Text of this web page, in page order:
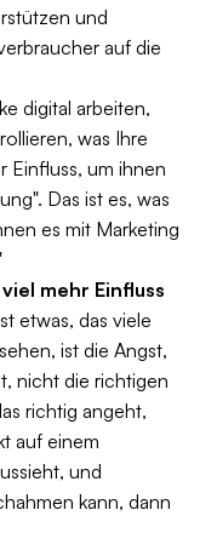
und
auf die
digital arbeiten,
was Ihre
Einfluss, um ihnen
Das ist es, was
es mit Marketing
mehr Einfluss
etwas, das viele
ist die Angst,
nicht die richtigen
richtig angeht,
auf einem
und
kann, dann